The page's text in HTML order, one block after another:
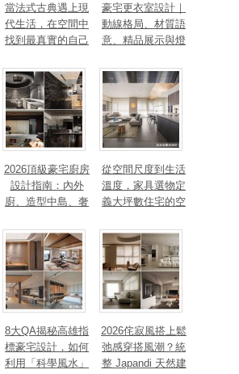
當法式古典遇上現
代生活，在空間中
找到最真實的自己
豪宅更衣室設計｜
動線格局、材質語
意、精品展示與燈
打造高訂生活儀式
2026頂級豪宅廚房
設計指南：內外
廚、造型中島、奢
讓廚房從空間配角
變主角！
從空間尺度到生活
溫度，家具選物定
義大坪數住宅的空
8大QA揭秘高雄指
標豪宅設計，如何
利用「科學風水」
2026侘寂風搭上鬆
弛感穿搭風潮？統
整 Japandi 天然建